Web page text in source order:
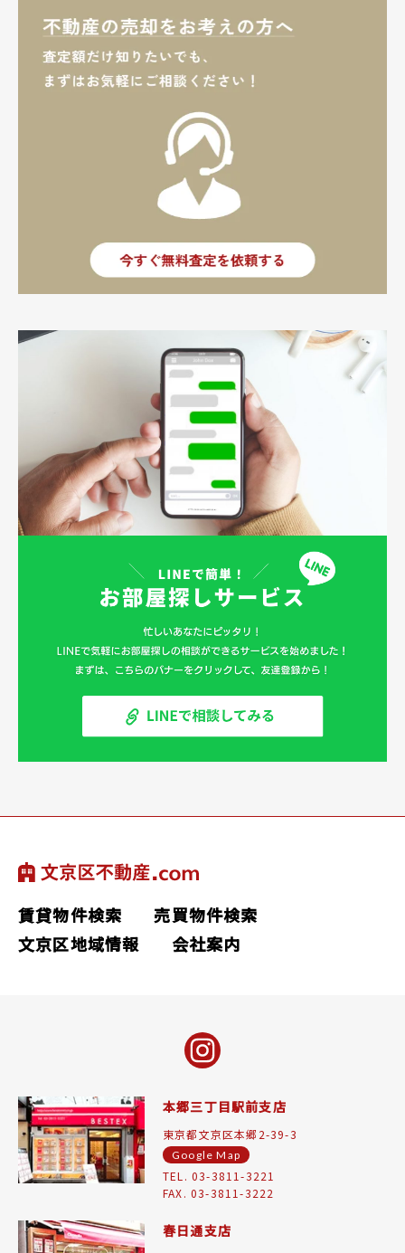
賃貸物件検索
売買物件検索
文京区地域情報
会社案内
本郷三丁目駅前支店
東京都文京区本郷2-39-3
Google Map
TEL. 03-3811-3221
FAX. 03-3811-3222
春日通支店